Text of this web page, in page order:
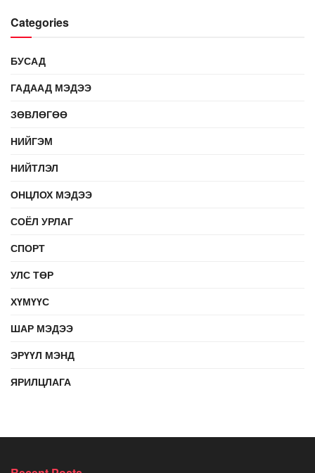
Categories
БУСАД
ГАДААД МЭДЭЭ
ЗӨВЛӨГӨӨ
НИЙГЭМ
НИЙТЛЭЛ
ОНЦЛОХ МЭДЭЭ
СОЁЛ УРЛАГ
СПОРТ
УЛС ТӨР
ХҮМҮҮС
ШАР МЭДЭЭ
ЭРҮҮЛ МЭНД
ЯРИЛЦЛАГА